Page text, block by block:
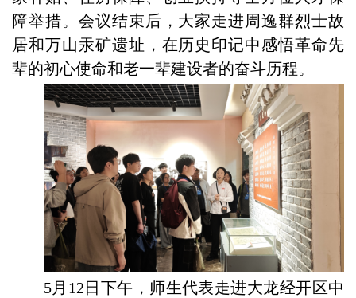
障举措。 会议结束后 ，大家走进周逸群烈士故
居和万山汞矿遗址 ， 在历史印记中感悟革命先
辈的初心使命和老一辈建设者的奋斗历程。
5月12日下午 ，师生代表走进大龙经开区中